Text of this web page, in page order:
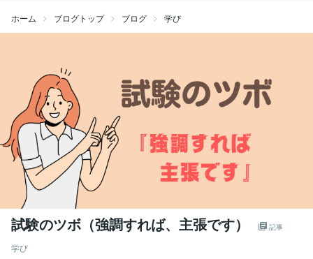
ホーム ブログトップ ブログ 学び
試験のツボ（強調すれば、主張です） 記事
学び